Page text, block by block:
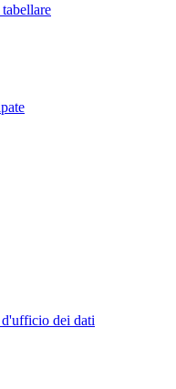
dei dati